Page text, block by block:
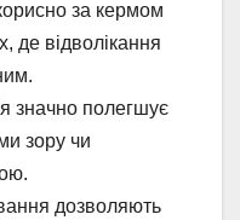
за кермом
де відволікання
значно полегшує
зору чи
дозволяють